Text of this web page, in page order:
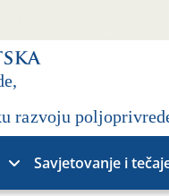
Savjetovanje i